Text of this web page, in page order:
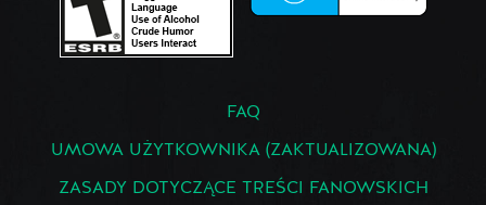
FAQ
UMOWA UŻYTKOWNIKA (ZAKTUALIZOWANA)
ZASADY DOTYCZĄCE TREŚCI FANOWSKICH